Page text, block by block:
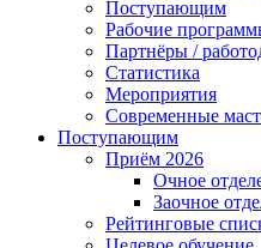
Поступающим
Рабочие
Партнёры /
Статистика
Мероприятия
Современные
Поступающим
Приём 2026
Очное
Заочное
Рейтинговые